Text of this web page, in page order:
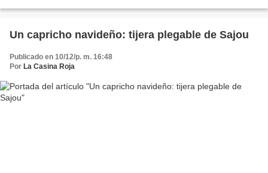
Un capricho navideño: tijera plegable de Sajou
Publicado en 10/12/p. m. 16:48
Por La Casina Roja